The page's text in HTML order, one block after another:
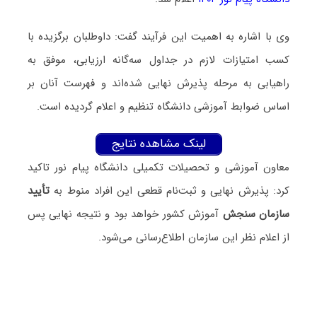
وی با اشاره به اهمیت این فرآیند گفت: داوطلبان برگزیده با
کسب امتیازات لازم در جداول سه‌گانه ارزیابی، موفق به
راهیابی به مرحله پذیرش نهایی شده‌اند و فهرست آنان بر
اساس ضوابط آموزشی دانشگاه تنظیم و اعلام گردیده است.
لینک مشاهده نتایج
معاون آموزشی و تحصیلات تکمیلی دانشگاه پیام نور تاکید
کرد: پذیرش نهایی و ثبت‌نام قطعی این افراد منوط بهتأیید
سازمان سنجش آموزش کشور خواهد بود و نتیجه نهایی پس
از اعلام نظر این سازمان اطلاع‌رسانی می‌شود.